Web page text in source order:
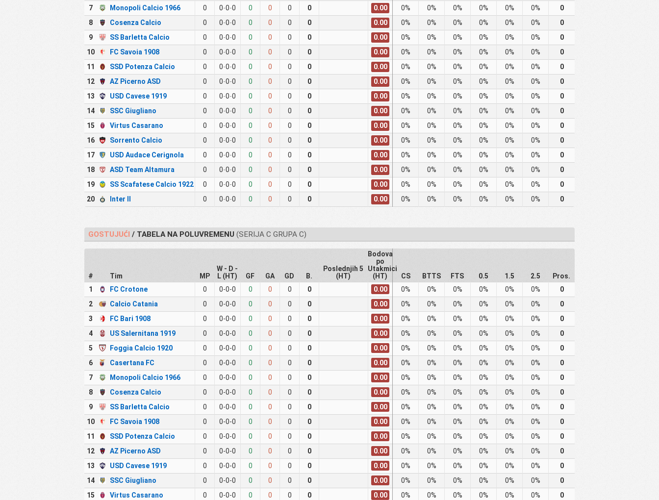
7
Monopoli Calcio 1966 0 0-0-0 0 0 0 0 0.00 0% 0% 0% 0% 0% 0%
0
8
Cosenza Calcio 0 0-0-0 0 0 0 0 0.00 0% 0% 0% 0% 0% 0%
0
9
SS Barletta Calcio 0 0-0-0 0 0 0 0 0.00 0% 0% 0% 0% 0% 0%
0
10
FC Savoia 1908 0 0-0-0 0 0 0 0 0.00 0% 0% 0% 0% 0% 0%
0
11
SSD Potenza Calcio 0 0-0-0 0 0 0 0 0.00 0% 0% 0% 0% 0% 0%
0
12
AZ Picerno ASD 0 0-0-0 0 0 0 0 0.00 0% 0% 0% 0% 0% 0%
0
13
USD Cavese 1919 0 0-0-0 0 0 0 0 0.00 0% 0% 0% 0% 0% 0%
0
14
SSC Giugliano 0 0-0-0 0 0 0 0 0.00 0% 0% 0% 0% 0% 0%
0
15
Virtus Casarano 0 0-0-0 0 0 0 0 0.00 0% 0% 0% 0% 0% 0%
0
16
Sorrento Calcio 0 0-0-0 0 0 0 0 0.00 0% 0% 0% 0% 0% 0%
0
17
USD Audace Cerignola 0 0-0-0 0 0 0 0 0.00 0% 0% 0% 0% 0% 0%
0
18
ASD Team Altamura 0 0-0-0 0 0 0 0 0.00 0% 0% 0% 0% 0% 0%
0
19
SS Scafatese Calcio 1922 0 0-0-0 0 0 0 0 0.00 0% 0% 0% 0% 0% 0%
0
20
Inter II 0 0-0-0 0 0 0 0 0.00 0% 0% 0% 0% 0% 0% 0
GOSTUJUĆI / TABELA NA POLUVREMENU(SERIJA C GRUPA C)
# Tim MP
W - D -
L (HT)
GF GA GD B.
Poslednjih 5
(HT)
Bodova
po
Utakmici
(HT)
CS BTTS FTS 0.5 1.5 2.5
Pros.
1
FC Crotone 0 0-0-0 0 0 0 0 0.00 0% 0% 0% 0% 0% 0%
0
2
Calcio Catania 0 0-0-0 0 0 0 0 0.00 0% 0% 0% 0% 0% 0%
0
3
FC Bari 1908 0 0-0-0 0 0 0 0 0.00 0% 0% 0% 0% 0% 0%
0
4
US Salernitana 1919 0 0-0-0 0 0 0 0 0.00 0% 0% 0% 0% 0% 0%
0
5
Foggia Calcio 1920 0 0-0-0 0 0 0 0 0.00 0% 0% 0% 0% 0% 0%
0
6
Casertana FC 0 0-0-0 0 0 0 0 0.00 0% 0% 0% 0% 0% 0%
0
7
Monopoli Calcio 1966 0 0-0-0 0 0 0 0 0.00 0% 0% 0% 0% 0% 0%
0
8
Cosenza Calcio 0 0-0-0 0 0 0 0 0.00 0% 0% 0% 0% 0% 0%
0
9
SS Barletta Calcio 0 0-0-0 0 0 0 0 0.00 0% 0% 0% 0% 0% 0%
0
10
FC Savoia 1908 0 0-0-0 0 0 0 0 0.00 0% 0% 0% 0% 0% 0%
0
11
SSD Potenza Calcio 0 0-0-0 0 0 0 0 0.00 0% 0% 0% 0% 0% 0%
0
12
AZ Picerno ASD 0 0-0-0 0 0 0 0 0.00 0% 0% 0% 0% 0% 0%
0
13
USD Cavese 1919 0 0-0-0 0 0 0 0 0.00 0% 0% 0% 0% 0% 0%
0
14
SSC Giugliano 0 0-0-0 0 0 0 0 0.00 0% 0% 0% 0% 0% 0%
0
15
Virtus Casarano 0 0-0-0 0 0 0 0 0.00 0% 0% 0% 0% 0% 0%
0